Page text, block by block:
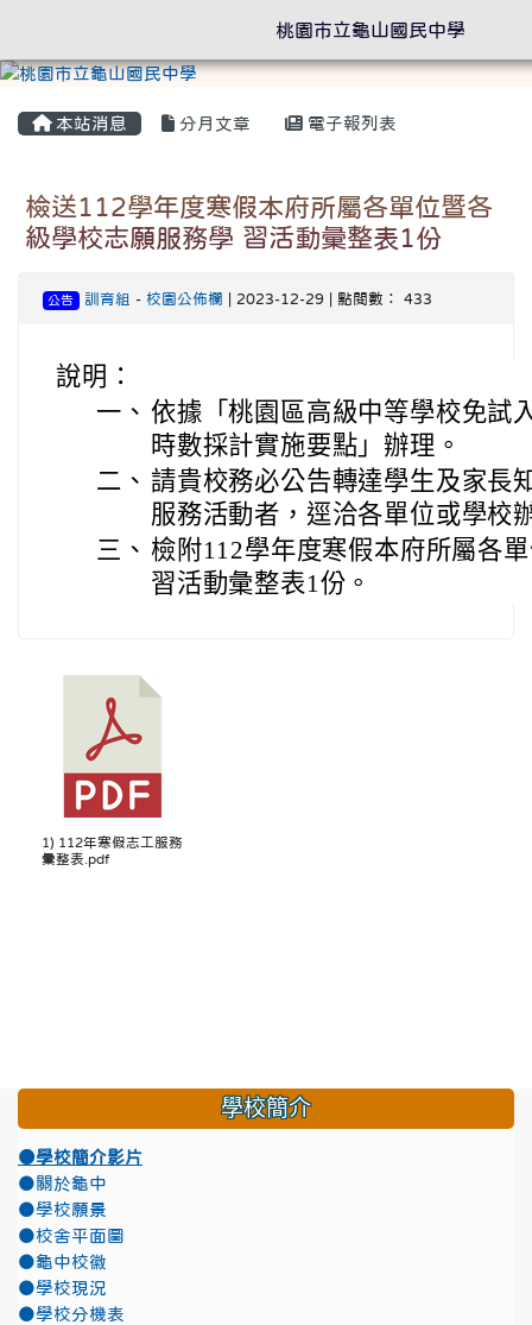
本站消息 分月文章 電子報列表
檢送112學年度寒假本府所屬各單位暨各
級學校志願服務學 習活動彙整表1份
公告 訓育組 - 校園公佈欄 | 2023-12-29 | 點閱數： 433
說明：
一、 依據「桃園區高級中等學校免試
時數採計實施要點」辦理。
二、 請貴校務必公告轉達學生及家長
服務活動者，逕洽各單位或學校
三、 檢附112學年度寒假本府所屬各
習活動彙整表1份。
1) 112年寒假志工服務
彙整表.pdf
學校簡介
●學校簡介影片
●關於龜中
●學校願景
●校舍平面圖
●龜中校徽
●學校現況
●學校分機表
桃園市立龜山國民中學